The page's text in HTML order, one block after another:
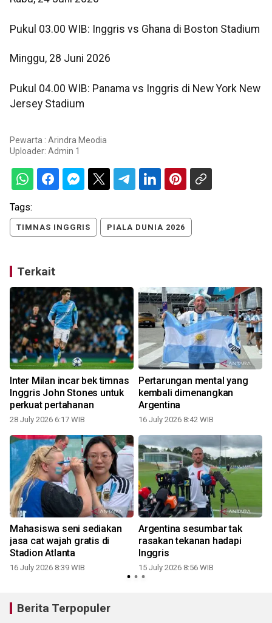
Pukul 03.00 WIB: Inggris vs Ghana di Boston Stadium
Minggu, 28 Juni 2026
Pukul 04.00 WIB: Panama vs Inggris di New York New
Jersey Stadium
Pewarta : Arindra Meodia
Uploader: Admin 1
Tags:
TIMNAS INGGRIS PIALA DUNIA 2026
Terkait
Inter Milan incar bek timnas
Inggris John Stones untuk
perkuat pertahanan
28 July 2026 6:17 WIB
Pertarungan mental yang
kembali dimenangkan
Argentina
16 July 2026 8:42 WIB
Mahasiswa seni sediakan
jasa cat wajah gratis di
Stadion Atlanta
16 July 2026 8:39 WIB
Argentina sesumbar tak
rasakan tekanan hadapi
Inggris
15 July 2026 8:56 WIB
Berita Terpopuler